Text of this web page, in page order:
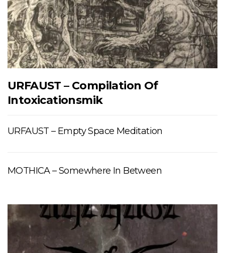
URFAUST – Compilation Of
Intoxicationsmik
URFAUST – Empty Space Meditation
MOTHICA – Somewhere In Between